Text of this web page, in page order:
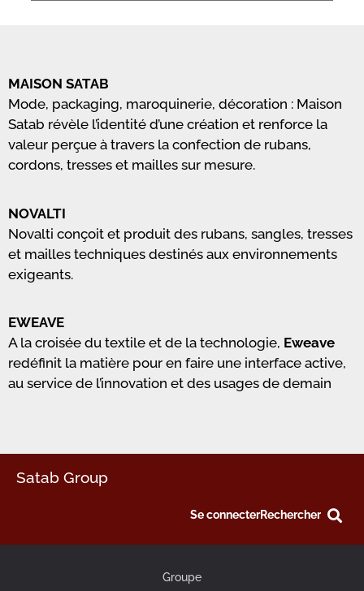
MAISON SATAB
Mode, packaging, maroquinerie, décoration : Maison
Satab révèle l’identité d’une création et renforce la
valeur perçue à travers la confection de rubans,
cordons, tresses et mailles sur mesure.
NOVALTI
Novalti conçoit et produit des rubans, sangles, tresses
et mailles techniques destinés aux environnements
exigeants.
EWEAVE
A la croisée du textile et de la technologie, Eweave
redéfinit la matière pour en faire une interface active,
au service de l’innovation et des usages de demain
Satab Group
Se connecterRechercher
Groupe